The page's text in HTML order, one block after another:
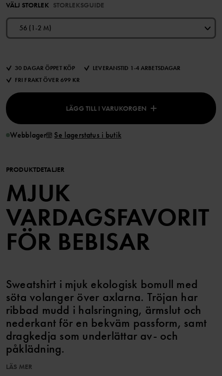
VÄLJ STORLEK STORLEKSGUIDE
56 (1-2 M)
30 DAGAR ÖPPET KÖP
LEVERANSTID 1-4 ARBETSDAGAR
FRI FRAKT ÖVER 699 KR
LÄGG TILL I VARUKORGEN
Webblager Se lagerstatus i butik
PRODUKTDETALJER
MJUK
VARDAGSFAVORIT
FÖR BEBISAR
Sweatshirt i mjuk ekologisk bomull med
söta volanger över axlarna. Tröjan har
ribbad mudd i halsringning, ärmslut och
nederkant för en bekväm passform, samt
dragkedja som underlättar av- och
påklädning.
LÄS MER